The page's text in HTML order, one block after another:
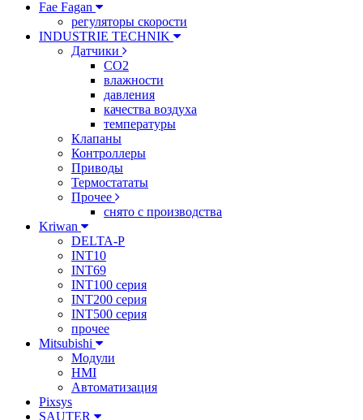
Fae Fagan
регуляторы скорости
INDUSTRIE TECHNIK
Датчики
CO2
влажности
давления
качества воздуха
температуры
Клапаны
Контроллеры
Приводы
Термостататы
Прочее
снято с производства
Kriwan
DELTA-P
INT10
INT69
INT100 серия
INT200 серия
INT500 серия
прочее
Mitsubishi
Модули
HMI
Автоматизация
Pixsys
SAUTER